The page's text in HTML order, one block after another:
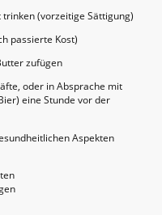
(vorzeitige Sättigung)
passierte Kost)
zufügen
oder in Absprache mit
eine Stunde vor der
Aspekten